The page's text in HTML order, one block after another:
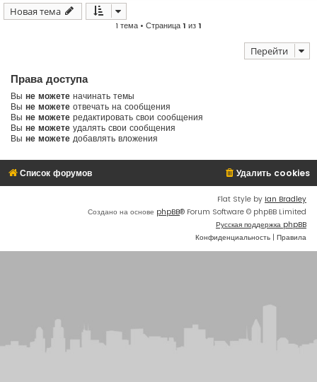
Новая тема
1 тема • Страница1 из1
Перейти
Права доступа
Вы не можете начинать темы
Вы не можете отвечать на сообщения
Вы не можете редактировать свои сообщения
Вы не можете удалять свои сообщения
Вы не можете добавлять вложения
Список форумов Удалить cookies
Flat Style by Ian Bradley
Создано на основе phpBB® Forum Software © phpBB Limited
Русская поддержка phpBB
Конфиденциальность | Правила